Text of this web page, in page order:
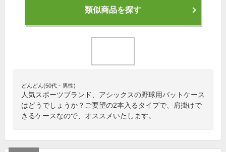
類似商品を探す
どんどん(50代・男性)
人気スポーツブランド、アシックスの野球用バットケース
はどうでしょうか？ご要望の2本入るタイプで、肩掛けで
きるケースなので、オススメいたします。